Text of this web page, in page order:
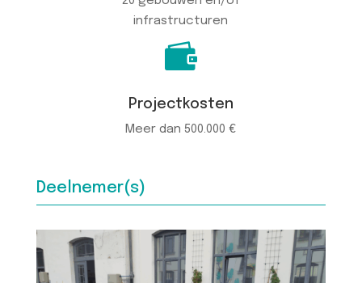
infrastructuren

Projectkosten
Meer dan 500.000 €
Deelnemer(s)